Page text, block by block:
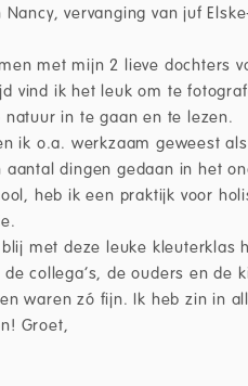
Nancy, vervanging van juf
met mijn 2 lieve dochters
vind ik het leuk om te
natuur in te gaan en te lezen.
ik o.a. werkzaam geweest
aantal dingen gedaan in het
heb ik een praktijk voor
met deze leuke kleuterklas
de collega’s, de ouders en de
waren zó fijn. Ik heb zin in
Groet,